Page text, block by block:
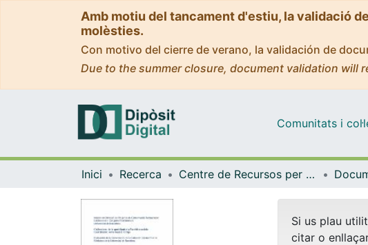
Amb motiu del tancament d'estiu, la validació
molèsties.
Con motivo del cierre de verano, la validación de
Due to the summer closure, document validation will
Comunitats i
Inici Recerca Centre de Recursos per a l'Aprenentatge i la Investigació (CRAI-UB)
Si us plau
citar o